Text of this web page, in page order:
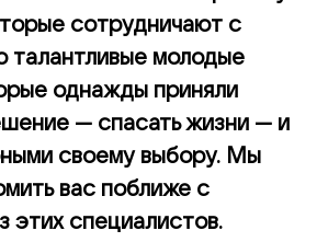
сотрудничают с
талантливые молодые
однажды приняли
— спасать жизни — и
своему выбору. Мы
вас поближе с
этих специалистов.